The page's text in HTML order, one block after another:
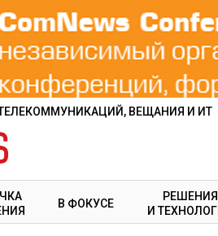
ВЕЩАНИЯ И ИТ
В ФОКУСЕ
РЕШЕНИЯ
И